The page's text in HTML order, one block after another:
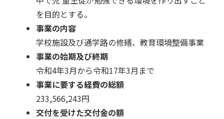
を目的とする。
事業の内容
学校施設及び通学路の修繕、教育環境整備事業
事業の始期及び終期
令和4年3月から令和17年3月まで
事業に要する経費の総額
233,566,243円
交付を受けた交付金の額